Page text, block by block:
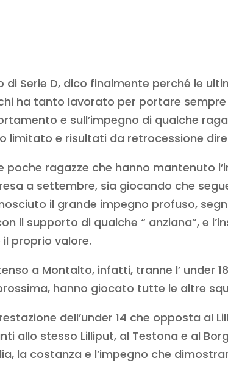
Serie D, dico finalmente perché le
ha tanto lavorato per portare
e sull’impegno di qualche
limitato e risultati da retrocessione
poche ragazze che hanno mantenuto
a settembre, sia giocando che
il grande impegno profuso,
il supporto di qualche “ anziana”, e
proprio valore.
a Montalto, infatti, tranne l’ under
hanno giocato tutte le altre
dell’under 14 che opposta al
allo stesso Lilliput, al Testona e al
la costanza e l’impegno che